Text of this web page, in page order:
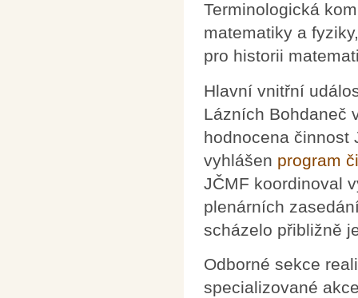
Terminologická
matematiky a
pro historii
Hlavní vnitřní
Lázních Bohdaneč
hodnocena činnost
vyhlášen program
JČMF koordinoval
plenárních
scházelo přibližně
Odborné sekce
specializované